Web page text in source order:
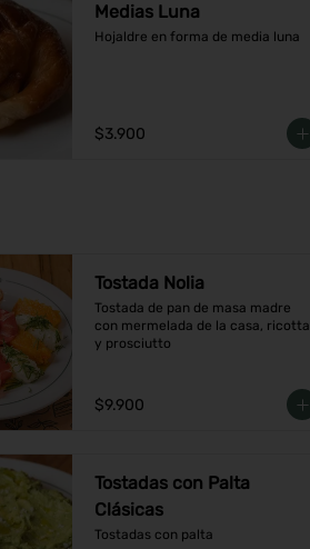
Medias Luna
Hojaldre en forma de media luna
$3.900
Tostada Nolia
Tostada de pan de masa madre
con mermelada de la casa, ricotta
y prosciutto
$9.900
Tostadas con Palta
Clásicas
Tostadas con palta